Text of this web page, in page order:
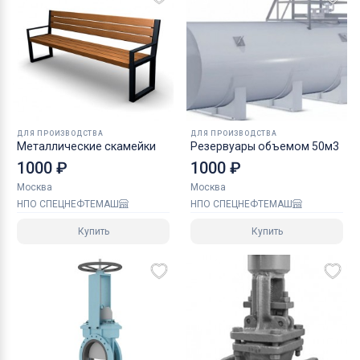
ДЛЯ ПРОИЗВОДСТВА
Металлические скамейки
1000 ₽
Москва
НПО СПЕЦНЕФТЕМАШ
Купить
ДЛЯ ПРОИЗВОДСТВА
Резервуары объемом 50м3
1000 ₽
Москва
НПО СПЕЦНЕФТЕМАШ
Купить